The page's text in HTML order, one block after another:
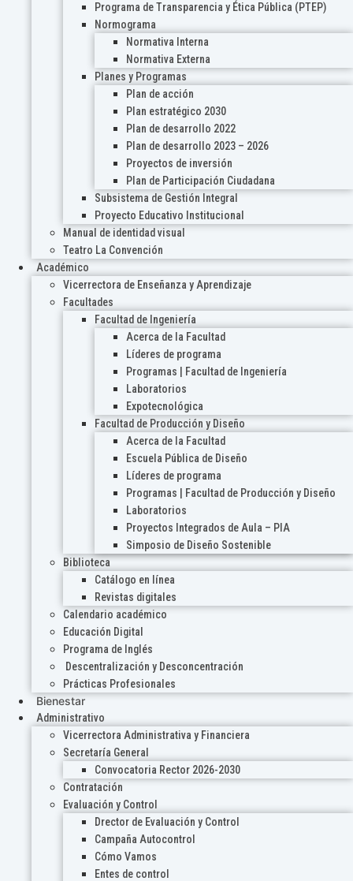
Programa de Transparencia y Ética Pública (PTEP)
Normograma
Normativa Interna
Normativa Externa
Planes y Programas
Plan de acción
Plan estratégico 2030
Plan de desarrollo 2022
Plan de desarrollo 2023 – 2026
Proyectos de inversión
Plan de Participación Ciudadana
Subsistema de Gestión Integral
Proyecto Educativo Institucional
Manual de identidad visual
Teatro La Convención
Académico
Vicerrectora de Enseñanza y Aprendizaje
Facultades
Facultad de Ingeniería
Acerca de la Facultad
Líderes de programa
Programas | Facultad de Ingeniería
Laboratorios
Expotecnológica
Facultad de Producción y Diseño
Acerca de la Facultad
Escuela Pública de Diseño
Líderes de programa
Programas | Facultad de Producción y Diseño
Laboratorios
Proyectos Integrados de Aula – PIA
Simposio de Diseño Sostenible
Biblioteca
Catálogo en línea
Revistas digitales
Calendario académico
Educación Digital
Programa de Inglés
Descentralización y Desconcentración
Prácticas Profesionales
Bienestar
Administrativo
Vicerrectora Administrativa y Financiera
Secretaría General
Convocatoria Rector 2026-2030
Contratación
Evaluación y Control
Drector de Evaluación y Control
Campaña Autocontrol
Cómo Vamos
Entes de control